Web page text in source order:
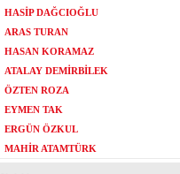
HASİP DAĞCIOĞLU
ARAS TURAN
HASAN KORAMAZ
ATALAY DEMİRBİLEK
ÖZTEN ROZA
EYMEN TAK
ERGÜN ÖZKUL
MAHİR ATAMTÜRK